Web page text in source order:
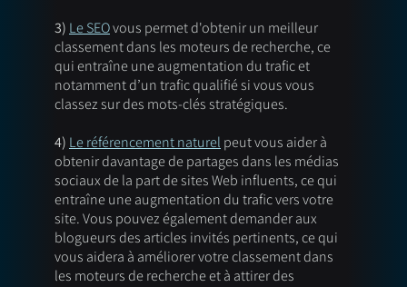
3) Le SEO vous permet d'obtenir un meilleur
classement dans les moteurs de recherche, ce
qui entraîne une augmentation du trafic et
notamment d’un trafic qualifié si vous vous
classez sur des mots-clés stratégiques.
4) Le référencement naturel peut vous aider à
obtenir davantage de partages dans les médias
sociaux de la part de sites Web influents, ce qui
entraîne une augmentation du trafic vers votre
site. Vous pouvez également demander aux
blogueurs des articles invités pertinents, ce qui
vous aidera à améliorer votre classement dans
les moteurs de recherche et à attirer des